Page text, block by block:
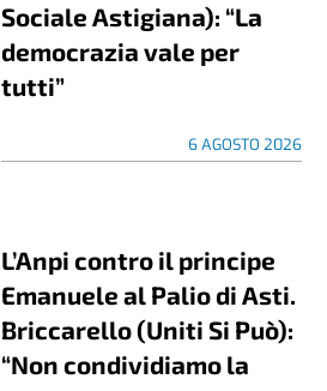
Sociale Astigiana): “La
democrazia vale per
tutti”
6 AGOSTO 2026
L’Anpi contro il principe
Emanuele al Palio di Asti.
Briccarello (Uniti Si Può):
“Non condividiamo la